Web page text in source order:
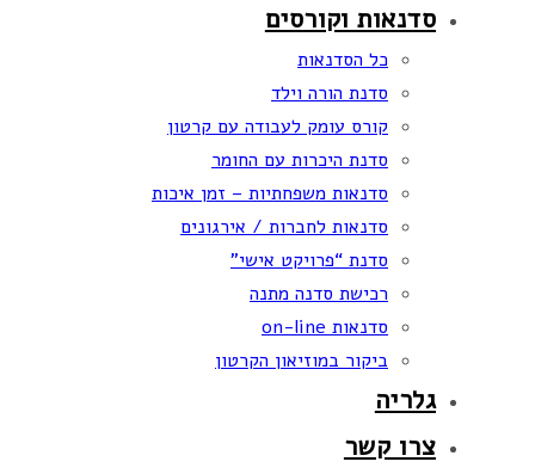
סדנאות וקורסים
כל הסדנאות
סדנת הורה וילד
קורס עומק לעבודה עם קרטון
סדנת היכרות עם החומר
סדנאות משפחתיות – זמן איכות
סדנאות לחברות / אירגונים
סדנת “פרויקט אישי”
רכישת סדנה מתנה
סדנאות on-line
ביקור במוזיאון הקרטון
גלריה
צרו קשר